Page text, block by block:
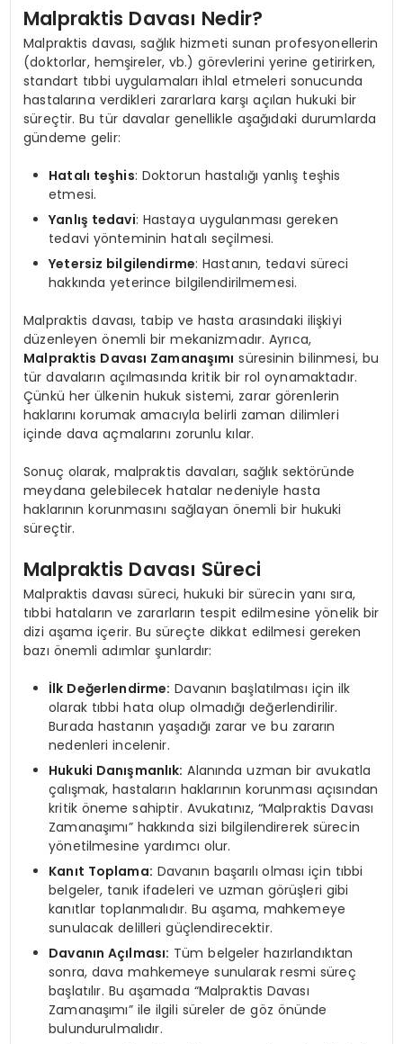
Malpraktis Davası Nedir?
Malpraktis davası, sağlık hizmeti sunan profesyonellerin
(doktorlar, hemşireler, vb.) görevlerini yerine getirirken,
standart tıbbi uygulamaları ihlal etmeleri sonucunda
hastalarına verdikleri zararlara karşı açılan hukuki bir
süreçtir. Bu tür davalar genellikle aşağıdaki durumlarda
gündeme gelir:
Hatalı teşhis: Doktorun hastalığı yanlış teşhis
etmesi.
Yanlış tedavi: Hastaya uygulanması gereken
tedavi yönteminin hatalı seçilmesi.
Yetersiz bilgilendirme: Hastanın, tedavi süreci
hakkında yeterince bilgilendirilmemesi.
Malpraktis davası, tabip ve hasta arasındaki ilişkiyi
düzenleyen önemli bir mekanizmadır. Ayrıca,
Malpraktis Davası Zamanaşımı süresinin bilinmesi, bu
tür davaların açılmasında kritik bir rol oynamaktadır.
Çünkü her ülkenin hukuk sistemi, zarar görenlerin
haklarını korumak amacıyla belirli zaman dilimleri
içinde dava açmalarını zorunlu kılar.
Sonuç olarak, malpraktis davaları, sağlık sektöründe
meydana gelebilecek hatalar nedeniyle hasta
haklarının korunmasını sağlayan önemli bir hukuki
süreçtir.
Malpraktis Davası Süreci
Malpraktis davası süreci, hukuki bir sürecin yanı sıra,
tıbbi hataların ve zararların tespit edilmesine yönelik bir
dizi aşama içerir. Bu süreçte dikkat edilmesi gereken
bazı önemli adımlar şunlardır:
İlk Değerlendirme: Davanın başlatılması için ilk
olarak tıbbi hata olup olmadığı değerlendirilir.
Burada hastanın yaşadığı zarar ve bu zararın
nedenleri incelenir.
Hukuki Danışmanlık: Alanında uzman bir avukatla
çalışmak, hastaların haklarının korunması açısından
kritik öneme sahiptir. Avukatınız, “Malpraktis Davası
Zamanaşımı” hakkında sizi bilgilendirerek sürecin
yönetilmesine yardımcı olur.
Kanıt Toplama: Davanın başarılı olması için tıbbi
belgeler, tanık ifadeleri ve uzman görüşleri gibi
kanıtlar toplanmalıdır. Bu aşama, mahkemeye
sunulacak delilleri güçlendirecektir.
Davanın Açılması: Tüm belgeler hazırlandıktan
sonra, dava mahkemeye sunularak resmi süreç
başlatılır. Bu aşamada “Malpraktis Davası
Zamanaşımı” ile ilgili süreler de göz önünde
bulundurulmalıdır.